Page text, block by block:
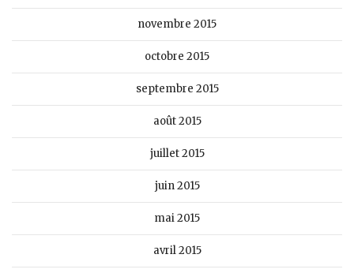
novembre 2015
octobre 2015
septembre 2015
août 2015
juillet 2015
juin 2015
mai 2015
avril 2015